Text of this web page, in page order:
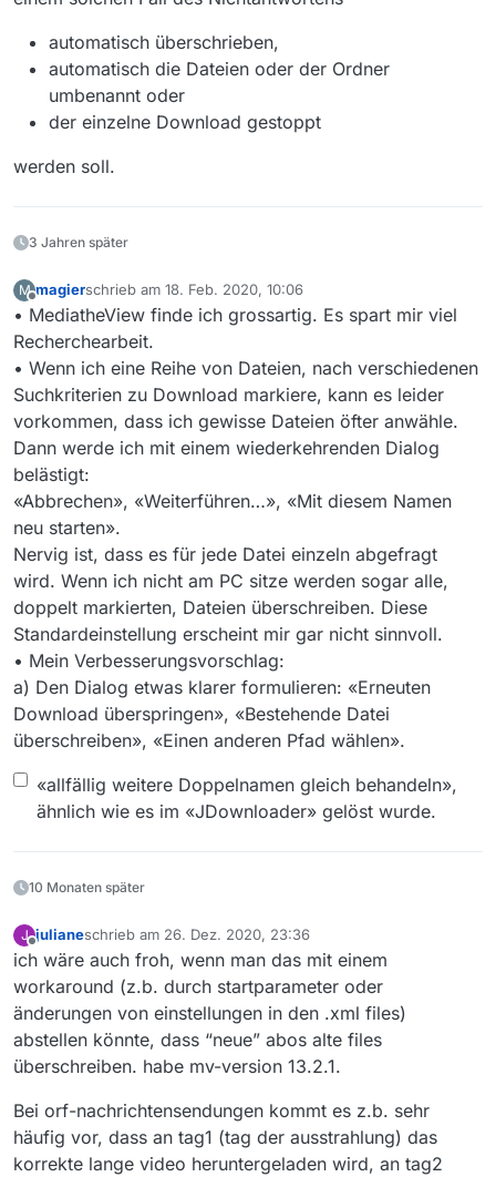
automatisch überschrieben,
automatisch die Dateien oder der Ordner
umbenannt oder
der einzelne Download gestoppt
werden soll.
3 Jahren später
M
Offline
magierschrieb am 18. Feb. 2020, 10:06
zuletzt editiert von
• MediatheView finde ich grossartig. Es spart mir viel
Recherchearbeit.
• Wenn ich eine Reihe von Dateien, nach verschiedenen
Suchkriterien zu Download markiere, kann es leider
vorkommen, dass ich gewisse Dateien öfter anwähle.
Dann werde ich mit einem wiederkehrenden Dialog
belästigt:
«Abbrechen», «Weiterführen…», «Mit diesem Namen
neu starten».
Nervig ist, dass es für jede Datei einzeln abgefragt
wird. Wenn ich nicht am PC sitze werden sogar alle,
doppelt markierten, Dateien überschreiben. Diese
Standardeinstellung erscheint mir gar nicht sinnvoll.
• Mein Verbesserungsvorschlag:
a) Den Dialog etwas klarer formulieren: «Erneuten
Download überspringen», «Bestehende Datei
überschreiben», «Einen anderen Pfad wählen».
«allfällig weitere Doppelnamen gleich behandeln»,
ähnlich wie es im «JDownloader» gelöst wurde.
10 Monaten später
J
Offline
julianeschrieb am 26. Dez. 2020, 23:36
zuletzt editiert von
ich wäre auch froh, wenn man das mit einem
workaround (z.b. durch startparameter oder
änderungen von einstellungen in den .xml files)
abstellen könnte, dass “neue” abos alte files
überschreiben. habe mv-version 13.2.1.
Bei orf-nachrichtensendungen kommt es z.b. sehr
häufig vor, dass an tag1 (tag der ausstrahlung) das
korrekte lange video heruntergeladen wird, an tag2